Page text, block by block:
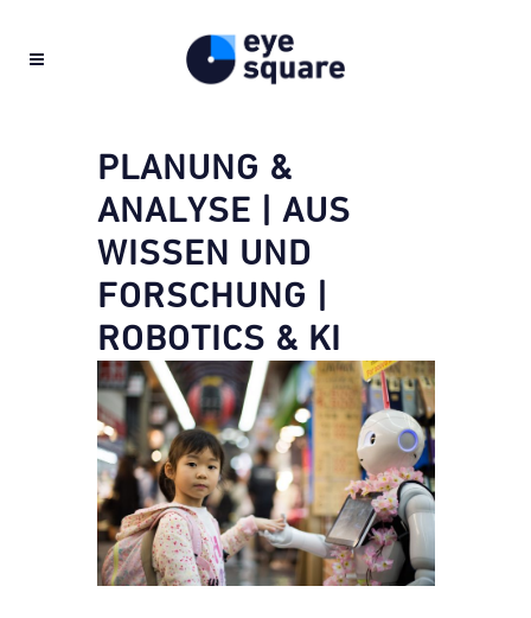
PLANUNG &
ANALYSE | AUS
WISSEN UND
FORSCHUNG |
ROBOTICS & KI